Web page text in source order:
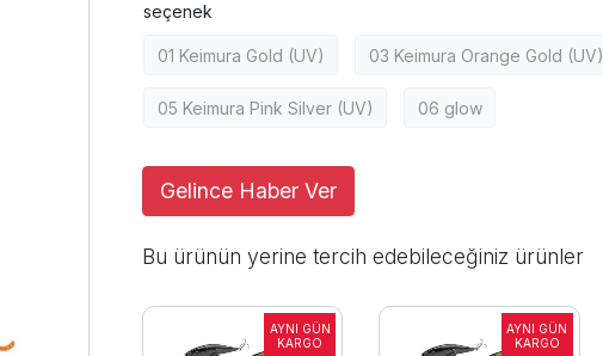
seçenek
01 Keimura Gold (UV) 03 Keimura Orange Gold (UV)
05 Keimura Pink Silver (UV) 06 glow
Gelince Haber Ver
Bu ürünün yerine tercih edebileceğiniz ürünler